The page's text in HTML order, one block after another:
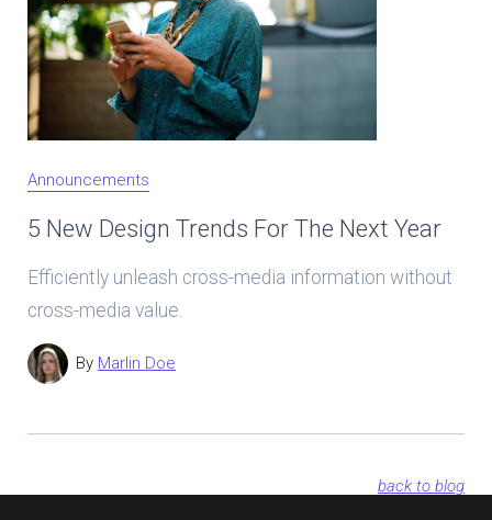
Announcements
5 New Design Trends For The Next Year
Efficiently unleash cross-media information without
cross-media value.
By Marlin Doe
back to blog